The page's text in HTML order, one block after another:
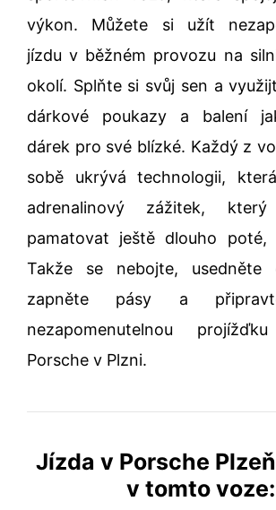
výkon. Můžete si užít
jízdu v běžném provozu na
okolí. Splňte si svůj sen a
dárkové poukazy a balení
dárek pro své blízké. Každý z
sobě ukrývá technologii,
adrenalinový zážitek,
pamatovat ještě dlouho poté,
Takže se nebojte, usedněte
zapněte pásy a
nezapomenutelnou
Porsche v Plzni.
Jízda v Porsche
v tomto voze: